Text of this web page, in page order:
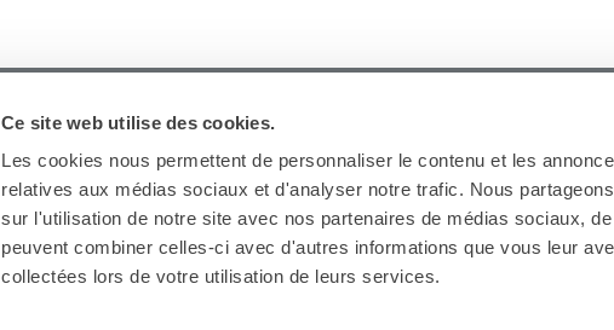
Ce site web utilise des cookies.
Les cookies nous permettent de personnaliser le contenu et les
relatives aux médias sociaux et d'analyser notre trafic. Nous
sur l'utilisation de notre site avec nos partenaires de médias sociaux,
peuvent combiner celles-ci avec d'autres informations que vous leur
collectées lors de votre utilisation de leurs services.